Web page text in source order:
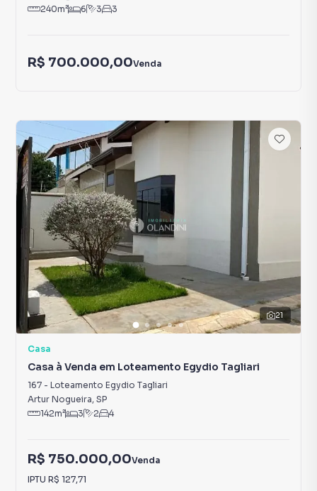
240m² 6 3 3
R$ 700.000,00Venda
21
Casa
Casa à Venda em Loteamento Egydio Tagliari
167 - Loteamento Egydio Tagliari
Artur Nogueira, SP
142m² 3 2 4
R$ 750.000,00Venda
IPTU R$ 127,71